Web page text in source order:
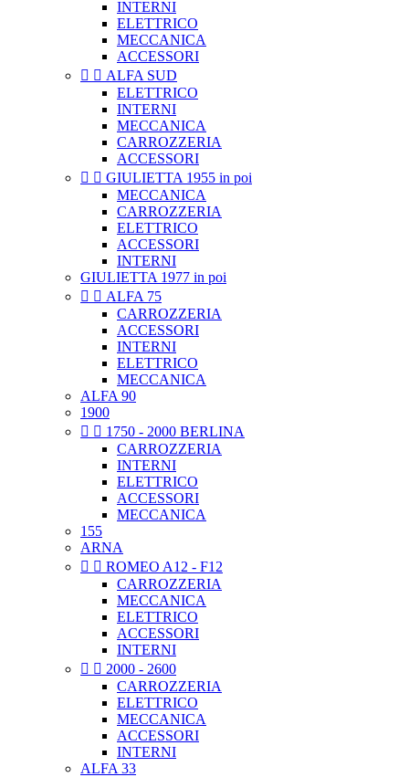
INTERNI
ELETTRICO
MECCANICA
ACCESSORI
  ALFA SUD
ELETTRICO
INTERNI
MECCANICA
CARROZZERIA
ACCESSORI
  GIULIETTA 1955 in poi
MECCANICA
CARROZZERIA
ELETTRICO
ACCESSORI
INTERNI
GIULIETTA 1977 in poi
  ALFA 75
CARROZZERIA
ACCESSORI
INTERNI
ELETTRICO
MECCANICA
ALFA 90
1900
  1750 - 2000 BERLINA
CARROZZERIA
INTERNI
ELETTRICO
ACCESSORI
MECCANICA
155
ARNA
  ROMEO A12 - F12
CARROZZERIA
MECCANICA
ELETTRICO
ACCESSORI
INTERNI
  2000 - 2600
CARROZZERIA
ELETTRICO
MECCANICA
ACCESSORI
INTERNI
ALFA 33